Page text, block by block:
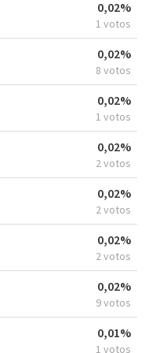
0,02%
1 votos
0,02%
8 votos
0,02%
1 votos
0,02%
2 votos
0,02%
2 votos
0,02%
2 votos
0,02%
9 votos
0,01%
1 votos